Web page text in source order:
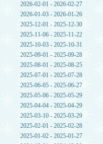
2026-02-01 - 2026-02-27
2026-01-03 - 2026-01-26
2025-12-01 - 2025-12-30
2025-11-06 - 2025-11-22
2025-10-03 - 2025-10-31
2025-09-01 - 2025-09-28
2025-08-01 - 2025-08-25
2025-07-01 - 2025-07-28
2025-06-05 - 2025-06-27
2025-05-06 - 2025-05-29
2025-04-04 - 2025-04-29
2025-03-10 - 2025-03-29
2025-02-01 - 2025-02-28
2025-01-02 - 2025-01-27